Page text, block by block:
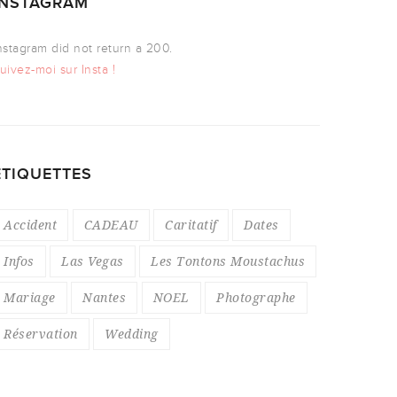
did not return a 200.
moi sur Insta !
Accident CADEAU Caritatif Dates
Infos Las Vegas Les Tontons Moustachus
Mariage Nantes NOEL Photographe
Réservation Wedding